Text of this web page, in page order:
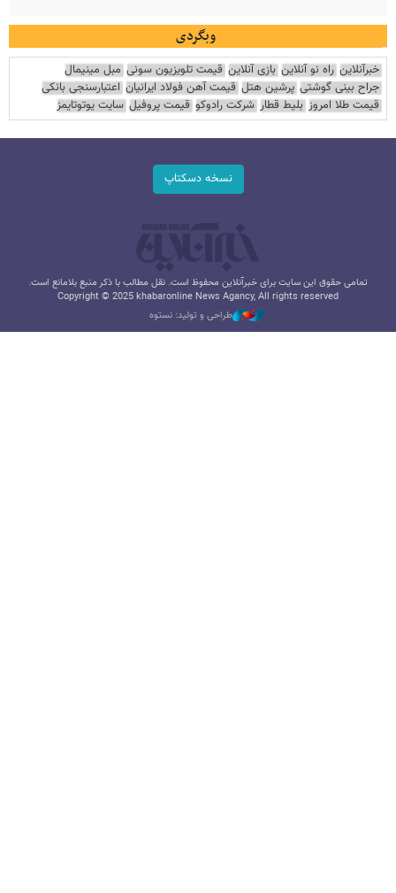
وبگردی
خبرآنلاین راه نو آنلاین بازی آنلاین قیمت تلویزیون سونی مبل مینیمال
جراح بینی گوشتی پرشین هتل قیمت آهن فولاد ایرانیان اعتبارسنجی بانکی
قیمت طلا امروز بلیط قطار شرکت رادوکو قیمت پروفیل سایت یوتوتایمز
نسخه دسکتاپ
تمامی حقوق این سایت برای خبرآنلاین محفوظ است. نقل مطالب با ذکر منبع بلامانع است.
Copyright © 2025 khabaronline News Agancy, All rights reserved
طراحی و تولید: نستوه